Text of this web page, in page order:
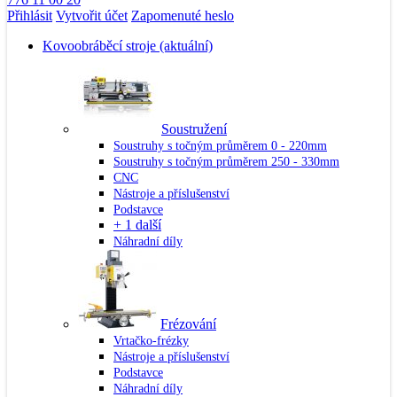
Přihlásit Vytvořit účet Zapomenuté heslo
Kovoobráběcí stroje (aktuální)
Soustružení
Soustruhy s točným průměrem 0 - 220mm
Soustruhy s točným průměrem 250 - 330mm
CNC
Nástroje a příslušenství
Podstavce
+ 1 další
Náhradní díly
Frézování
Vrtačko-frézky
Nástroje a příslušenství
Podstavce
Náhradní díly